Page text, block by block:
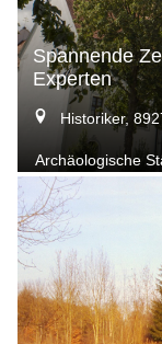
Spannende
Experten
Historiker,
Archäologische